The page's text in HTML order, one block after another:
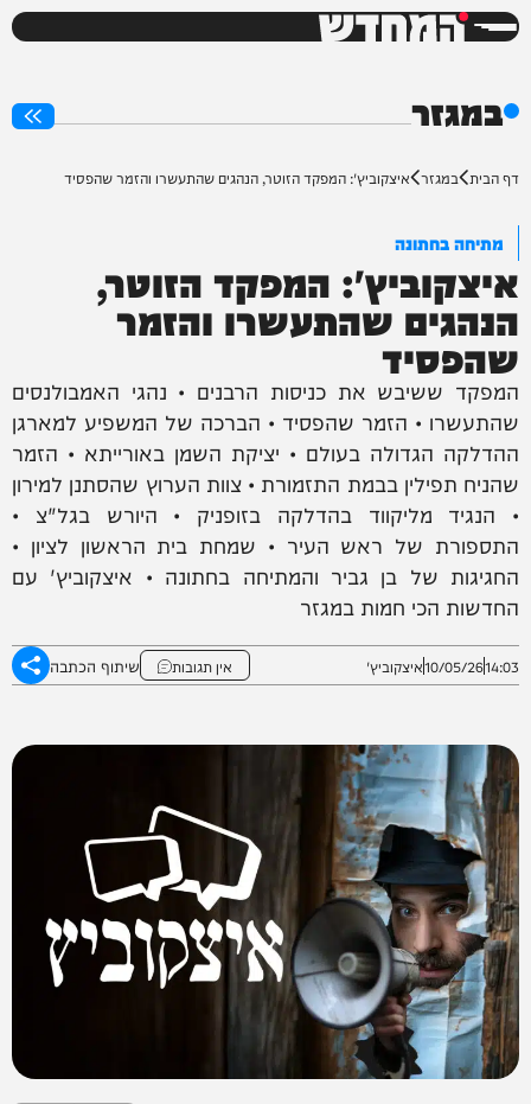
המחדש
במגזר
דף הבית במגזר איצקוביץ': המפקד הזוטר, הנהגים שהתעשרו והזמר שהפסיד
מתיחה בחתונה
איצקוביץ': המפקד הזוטר,
הנהגים שהתעשרו והזמר
שהפסיד
המפקד ששיבש את כניסות הרבנים • נהגי האמבולנסים
שהתעשרו • הזמר שהפסיד • הברכה של המשפיע למארגן
ההדלקה הגדולה בעולם • יציקת השמן באורייתא • הזמר
שהניח תפילין בבמת התזמורת • צוות הערוץ שהסתנן למירון
• הנגיד מליקווד בהדלקה בזופניק • היורש בגל"צ •
התספורת של ראש העיר • שמחת בית הראשון לציון •
החגיגות של בן גביר והמתיחה בחתונה • איצקוביץ' עם
החדשות הכי חמות במגזר
14:03
10/05/26איצקוביץ' אין תגובות שיתוף הכתבה